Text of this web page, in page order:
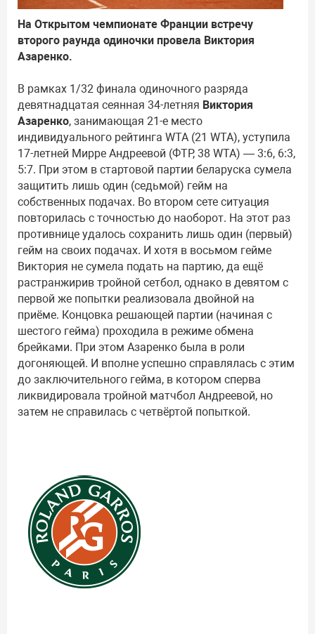
На Открытом чемпионате Франции встречу
второго раунда одиночки провела Виктория
Азаренко.
В рамках 1/32 финала одиночного разряда
девятнадцатая сеянная 34-летняя Виктория
Азаренко, занимающая 21-е место
индивидуального рейтинга WTA (21 WTA), уступила
17-летней Мирре Андреевой (ФТР, 38 WTA) — 3:6, 6:3,
5:7. При этом в стартовой партии беларуска сумела
защитить лишь один (седьмой) гейм на
собственных подачах. Во втором сете ситуация
повторилась с точностью до наоборот. На этот раз
противнице удалось сохранить лишь один (первый)
гейм на своих подачах. И хотя в восьмом гейме
Виктория не сумела подать на партию, да ещё
растранжирив тройной сетбол, однако в девятом с
первой же попытки реализовала двойной на
приёме. Концовка решающей партии (начиная с
шестого гейма) проходила в режиме обмена
брейками. При этом Азаренко была в роли
догоняющей. И вполне успешно справлялась с этим
до заключительного гейма, в котором сперва
ликвидировала тройной матчбол Андреевой, но
затем не справилась с четвёртой попыткой.